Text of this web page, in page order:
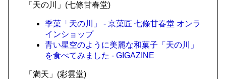
「天の川」(七條甘春堂)
季菓「天の川」 - 京菓匠 七條甘春堂 オンラ
インショップ
青い星空のように美麗な和菓子「天の川」
を食べてみました - GIGAZINE
「満天」(彩雲堂)